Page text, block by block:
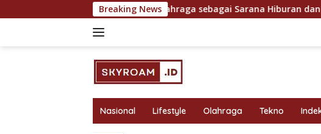
to
Breaking News
Olahraga sebagai Sarana Hiburan dan
Nasional Lifestyle Olahraga Tekno